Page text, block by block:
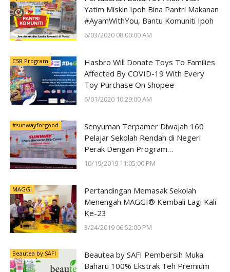
Yatim Miskin Ipoh Bina Pantri Makanan
#AyamWithYou, Bantu Komuniti Ipoh
6/03/2020 08:00:00 AM
CSR Program
Hasbro Will Donate Toys To Families
Affected By COVID-19 With Every
Toy Purchase On Shopee
6/01/2020 10:29:00 AM
#sunwayforgood
Senyuman Terpamer Diwajah 160
Pelajar Sekolah Rendah di Negeri
Perak Dengan Program
#SunwayForGood Deepavali Cheer di
10/19/2019 11:05:00 PM
MAGGI
Pertandingan Memasak Sekolah
Menengah MAGGI® Kembali Lagi Kali
Ke-23
3/24/2019 06:52:00 PM
Beautea by SAFI
Beautea by SAFI Pembersih Muka
Baharu 100% Ekstrak Teh Premium